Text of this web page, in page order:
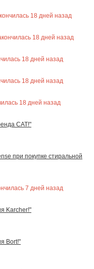
18 дней назад
18 дней назад
18 дней назад
18 дней назад
18 дней назад
CAT!"
при покупке стиральной
7 дней назад
Karcher!"
Bort!"